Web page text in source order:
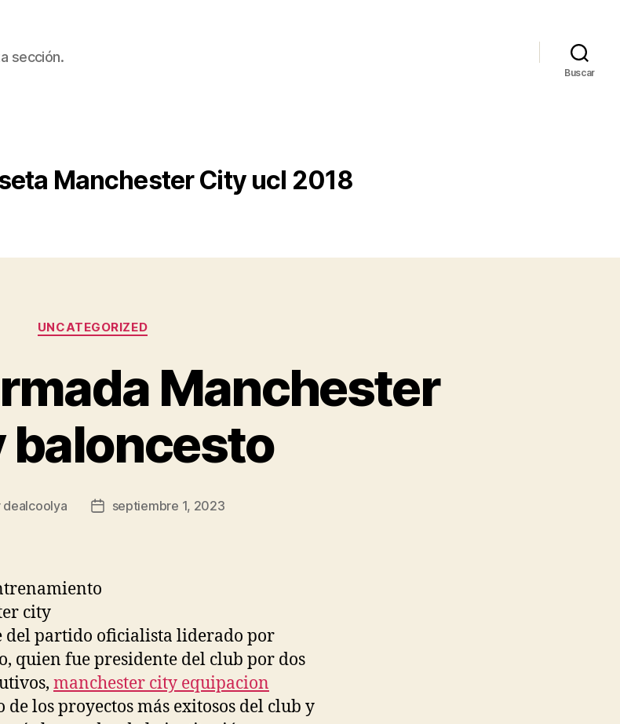
sección.
Buscar
Manchester City ucl 2018
Categorías
UNCATEGORIZED
Manchester
baloncesto
dealcoolya
Fechaseptiembre 1, 2023
partido oficialista liderado por
quien fue presidente del club por dos
manchester city equipacion
los proyectos más exitosos del club y